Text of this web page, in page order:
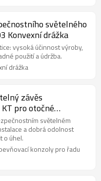
světelného
Konvexní drážka
vysoká účinnost výroby,
použití a údržba.
drážka
závěs
pro otočné
KT-08
světelném
a dobrá odolnost
o úhel.
konzoly pro řadu